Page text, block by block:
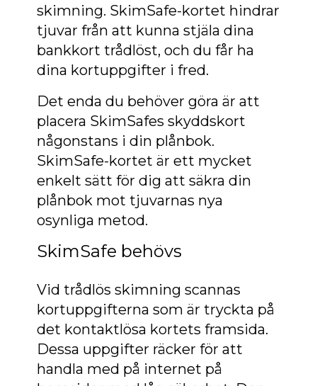
skimning. SkimSafe-kortet hindrar
tjuvar från att kunna stjäla dina
bankkort trådlöst, och du får ha
dina kortuppgifter i fred.
Det enda du behöver göra är att
placera SkimSafes skyddskort
någonstans i din plånbok.
SkimSafe-kortet är ett mycket
enkelt sätt för dig att säkra din
plånbok mot tjuvarnas nya
osynliga metod.
SkimSafe behövs
Vid trådlös skimning scannas
kortuppgifterna som är tryckta på
det kontaktlösa kortets framsida.
Dessa uppgifter räcker för att
handla med på internet på